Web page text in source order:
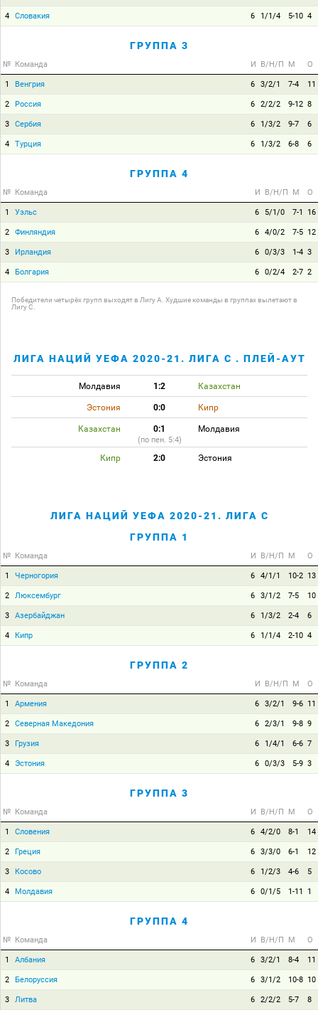
4 Словакия 6 1/1/4 5-10 4
ГРУППА 3
№ Команда И В/Н/П М О
1 Венгрия 6 3/2/1 7-4 11
2 Россия 6 2/2/2 9-12 8
3 Сербия 6 1/3/2 9-7 6
4 Турция 6 1/3/2 6-8 6
ГРУППА 4
№ Команда И В/Н/П М О
1 Уэльс 6 5/1/0 7-1 16
2 Финляндия 6 4/0/2 7-5 12
3 Ирландия 6 0/3/3 1-4 3
4 Болгария 6 0/2/4 2-7 2
Победители четырёх групп выходят в Лигу A. Худшие команды в группах вылетают в
Лигу C.
ЛИГА НАЦИЙ УЕФА 2020-21. ЛИГА C . ПЛЕЙ-АУТ
Молдавия 1:2 Казахстан
Эстония 0:0 Кипр
Казахстан 0:1 Молдавия
(по пен. 5:4)
Кипр 2:0 Эстония
ЛИГА НАЦИЙ УЕФА 2020-21. ЛИГА C
ГРУППА 1
№ Команда И В/Н/П М О
1 Черногория 6 4/1/1 10-2 13
2 Люксембург 6 3/1/2 7-5 10
3 Азербайджан 6 1/3/2 2-4 6
4 Кипр 6 1/1/4 2-10 4
ГРУППА 2
№ Команда И В/Н/П М О
1 Армения 6 3/2/1 9-6 11
2 Северная Македония 6 2/3/1 9-8 9
3 Грузия 6 1/4/1 6-6 7
4 Эстония 6 0/3/3 5-9 3
ГРУППА 3
№ Команда И В/Н/П М О
1 Словения 6 4/2/0 8-1 14
2 Греция 6 3/3/0 6-1 12
3 Косово 6 1/2/3 4-6 5
4 Молдавия 6 0/1/5 1-11 1
ГРУППА 4
№ Команда И В/Н/П М О
1 Албания 6 3/2/1 8-4 11
2 Белоруссия 6 3/1/2 10-8 10
3 Литва 6 2/2/2 5-7 8